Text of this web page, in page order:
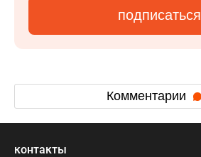
подписаться
Комментарии
контакты